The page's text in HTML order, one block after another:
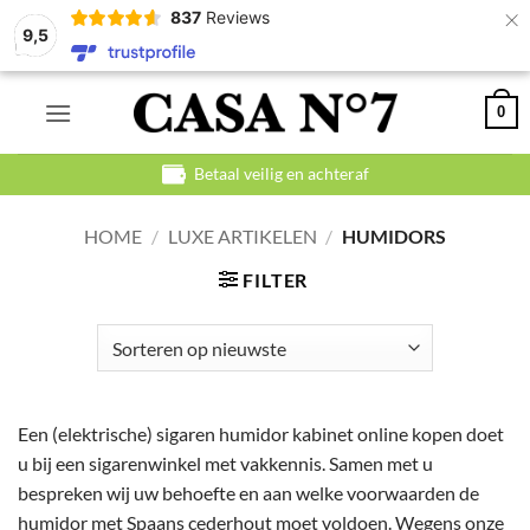
9,5
837 Reviews ×
Ga
0
Betaal veilig en achteraf
HOME / LUXE ARTIKELEN / HUMIDORS
FILTER
Een (elektrische) sigaren humidor kabinet online kopen doet
u bij een sigarenwinkel met vakkennis. Samen met u
bespreken wij uw behoefte en aan welke voorwaarden de
humidor met Spaans cederhout moet voldoen. Wegens onze